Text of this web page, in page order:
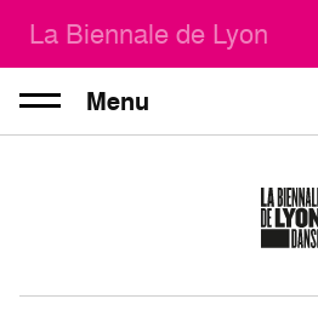
La Biennale de Lyon
Menu